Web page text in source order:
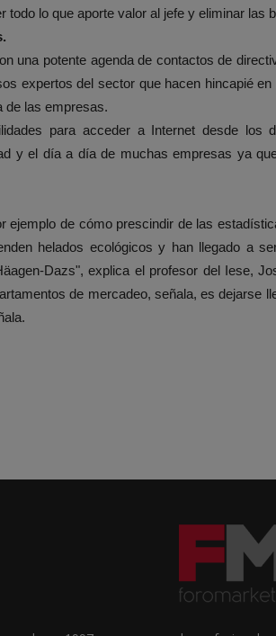
todo lo que aporte valor al jefe y eliminar las
una potente agenda de contactos de
expertos del sector que hacen hincapié en
de las empresas.
para acceder a Internet desde los
y el día a día de muchas empresas ya
ejemplo de cómo prescindir de las
helados ecológicos y han llegado a
Dazs", explica el profesor del Iese,
de mercadeo, señala, es dejarse